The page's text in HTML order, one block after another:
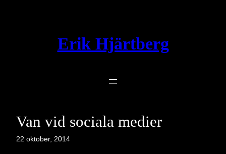
Erik Hjärtberg
Van vid sociala medier
22 oktober, 2014